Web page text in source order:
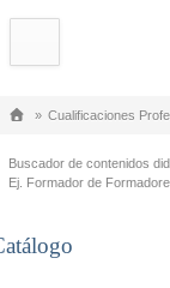
» Cualificaciones
Buscador de contenidos
Ej. Formador de